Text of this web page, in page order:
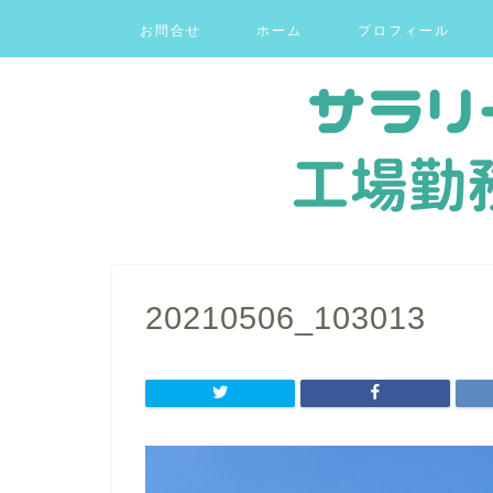
お問合せ ホーム プロフィール
20210506_103013